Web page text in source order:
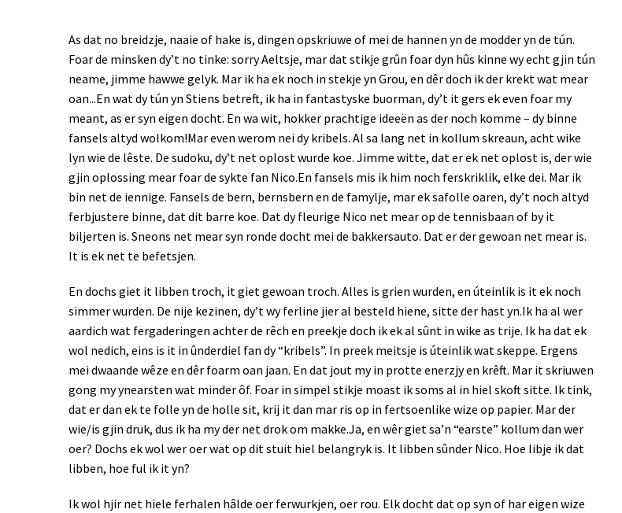
As dat no breidzje, naaie of hake is, dingen opskriuwe of mei de hannen yn de modder yn de tún.
Foar de minsken dy’t no tinke: sorry Aeltsje, mar dat stikje grûn foar dyn hûs kinne wy echt gjin tún
neame, jimme hawwe gelyk. Mar ik ha ek noch in stekje yn Grou, en dêr doch ik der krekt wat mear
oan...En wat dy tún yn Stiens betreft, ik ha in fantastyske buorman, dy’t it gers ek even foar my
meant, as er syn eigen docht. En wa wit, hokker prachtige ideeën as der noch komme – dy binne
fansels altyd wolkom!Mar even werom nei dy kribels. Al sa lang net in kollum skreaun, acht wike
lyn wie de lêste. De sudoku, dy’t net oplost wurde koe. Jimme witte, dat er ek net oplost is, der wie
gjin oplossing mear foar de sykte fan Nico.En fansels mis ik him noch ferskriklik, elke dei. Mar ik
bin net de iennige. Fansels de bern, bernsbern en de famylje, mar ek safolle oaren, dy’t noch altyd
ferbjustere binne, dat dit barre koe. Dat dy fleurige Nico net mear op de tennisbaan of by it
biljerten is. Sneons net mear syn ronde docht mei de bakkersauto. Dat er der gewoan net mear is.
It is ek net te befetsjen.
En dochs giet it libben troch, it giet gewoan troch. Alles is grien wurden, en úteinlik is it ek noch
simmer wurden. De nije kezinen, dy’t wy ferline jier al besteld hiene, sitte der hast yn.Ik ha al wer
aardich wat fergaderingen achter de rêch en preekje doch ik ek al sûnt in wike as trije. Ik ha dat ek
wol nedich, eins is it in ûnderdiel fan dy “kribels”. In preek meitsje is úteinlik wat skeppe. Ergens
mei dwaande wêze en dêr foarm oan jaan. En dat jout my in protte enerzjy en krêft. Mar it skriuwen
gong my ynearsten wat minder ôf. Foar in simpel stikje moast ik soms al in hiel skoft sitte. Ik tink,
dat er dan ek te folle yn de holle sit, krij it dan mar ris op in fertsoenlike wize op papier. Mar der
wie/is gjin druk, dus ik ha my der net drok om makke.Ja, en wêr giet sa’n “earste” kollum dan wer
oer? Dochs ek wol wer oer wat op dit stuit hiel belangryk is. It libben sûnder Nico. Hoe libje ik dat
libben, hoe ful ik it yn?
Ik wol hjir net hiele ferhalen hâlde oer ferwurkjen, oer rou. Elk docht dat op syn of har eigen wize